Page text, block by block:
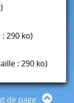
290 ko)
: 290 ko)
de page